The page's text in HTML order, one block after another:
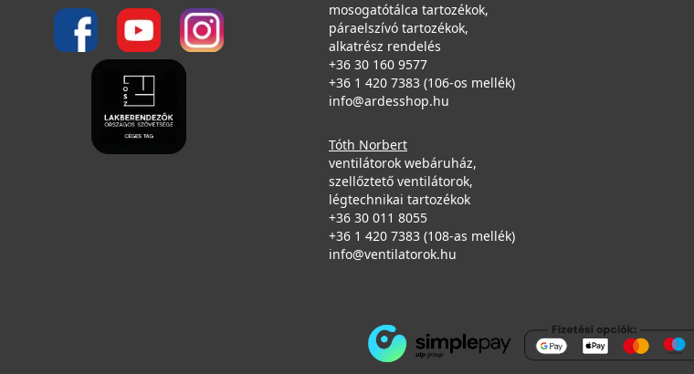
mosogatótálca tartozékok,
páraelszívó tartozékok,
alkatrész rendelés
+36 30 160 9577
+36 1 420 7383 (106-os mellék)
info@ardesshop.hu
Tóth Norbert
ventilátorok webáruház,
szellőztető ventilátorok,
légtechnikai tartozékok
+36 30 011 8055
+36 1 420 7383 (108-as mellék)
info@ventilatorok.hu